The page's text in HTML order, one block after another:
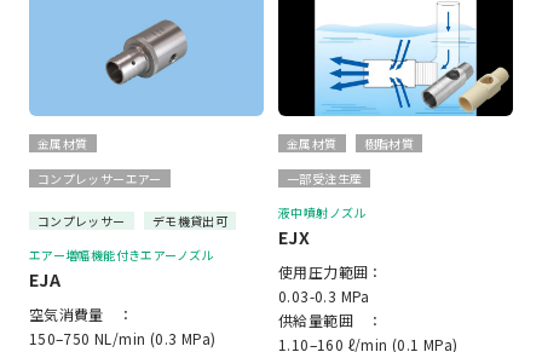
金属材質
コンプレッサーエアー
コンプレッサー
デモ機貸出可
エアー増幅機能付きエアーノズル
EJA
空気消費量 ：
150–750 NL/min (0.3 MPa)
金属材質
樹脂材質
一部受注生産
液中噴射ノズル
EJX
使用圧力範囲：
0.03-0.3 MPa
供給量範囲 ：
1.10–160 ℓ/min (0.1 MPa)